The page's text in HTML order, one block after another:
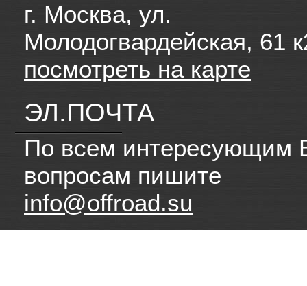
г. Москва, ул.
Молодогвардейская, 61
посмотреть на карте
ЭЛ.ПОЧТА
По всем интересующим
вопросам пишите
info@offroad.su